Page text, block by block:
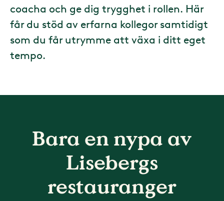
coacha och ge dig trygghet i rollen. Här
får du stöd av erfarna kollegor samtidigt
som du får utrymme att växa i ditt eget
tempo.
Bara en nypa av
Lisebergs
restauranger